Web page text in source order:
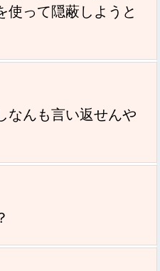
使って隠蔽しようと
なんも言い返せんや